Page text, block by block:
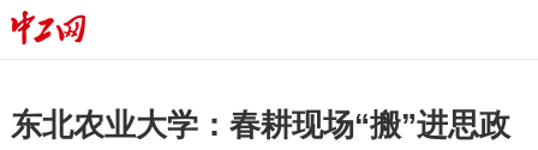
东北农业大学：春耕现场“搬”进思政